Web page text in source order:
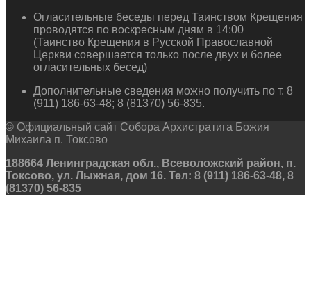
Огласительные беседы перед Таинством Крещения
проводятся по воскресным дням в 14:00
(Таинство Крещения в Русской Православной
Церкви совершается только после двух и более
огласительных бесед)
Дополнительные сведения можно получить по т. 8
(911) 186-63-48; 8 (81370) 56-835.
© Официальный сайт Собора Архистратига Божия
Михаила п. Токсово
188664 Ленинградская обл., Всеволожский район, п.
Токсово, ул. Лыжная, дом 16. Тел: 8 (911) 186-63-48, 8
(81370) 56-835